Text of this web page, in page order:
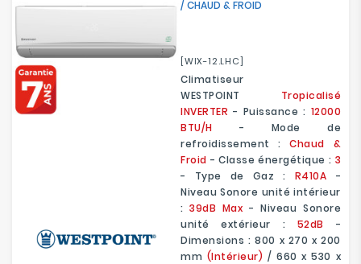
/ CHAUD & FROID
[WIX-12.LHC]
Climatiseur
WESTPOINT Tropicalisé
INVERTER - Puissance : 12000
BTU/H - Mode de
refroidissement :Chaud &
Froid - Classe énergétique : 3
- Type de Gaz : R410A -
Niveau Sonore unité intérieur
:39dB Max - Niveau Sonore
unité extérieur : 52dB
-
Dimensions : 800 x 270 x 200
mm (Intérieur) / 660 x 530 x